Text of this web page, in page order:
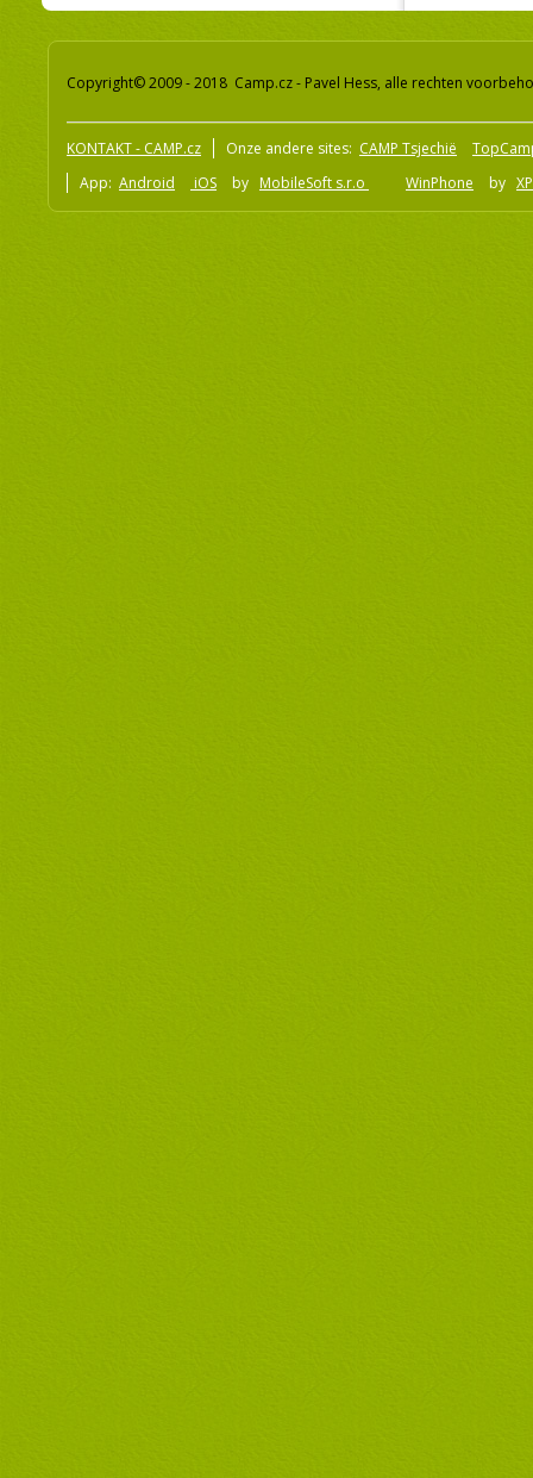
Copyright© 2009 - 2018 Camp.cz - Pavel Hess, alle rechten
KONTAKT - CAMP.cz Onze andere sites: CAMP Tsjechië
App: Android iOS by MobileSoft s.r.o WinPhone by